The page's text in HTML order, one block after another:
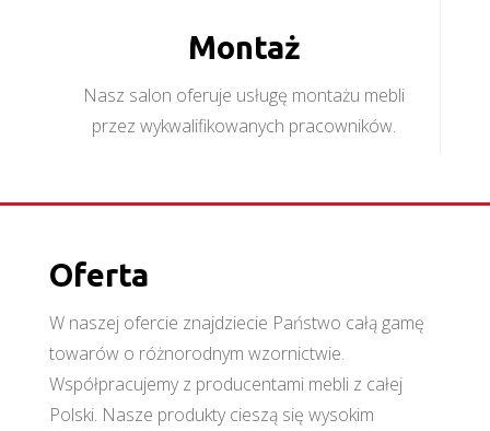
Montaż
Nasz salon oferuje usługę montażu mebli
przez wykwalifikowanych pracowników.
Oferta
W naszej ofercie znajdziecie Państwo całą gamę
towarów o różnorodnym wzornictwie.
Współpracujemy z producentami mebli z całej
Polski. Nasze produkty cieszą się wysokim